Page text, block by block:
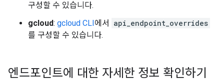
구성할 수 있습니다.
gcloud: gcloud CLI에서
api_endpoint_overrides
를 구성할 수 있습니다.
엔드포인트에 대한 자세한 정보 확인하기